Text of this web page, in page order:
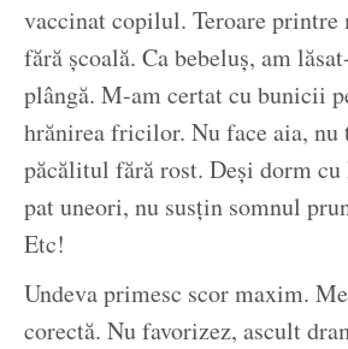
vaccinat copilul. Teroare printre
fără școală. Ca bebeluș, am
plângă. M-am certat cu bunicii
hrănirea fricilor. Nu face aia, nu
păcălitul fără rost. Deși dorm
pat uneori, nu susțin somnul
Etc!
Undeva primesc scor maxim.
corectă. Nu favorizez, ascult